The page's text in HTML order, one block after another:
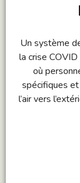
Un système
la crise COVID
où
spécifiques
l’air vers